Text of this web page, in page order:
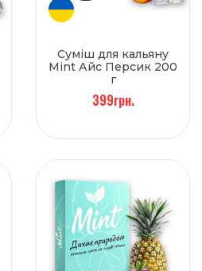
Суміш для кальяну
Mint Айс Персик 200
г
399грн.